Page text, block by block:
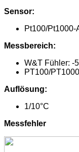
Sensor:
Pt100/
Messbereich:
W&T Fühler: -
PT100/
Auflösung:
1/10°C
Messfehler